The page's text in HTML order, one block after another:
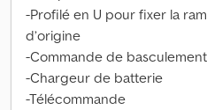
-Profilé en U pour fixer la
d’origine
-Commande de
-Chargeur de batterie
-Télécommande